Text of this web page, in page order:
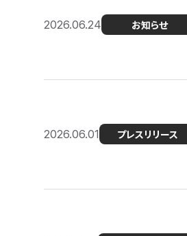
2026.06.24 お知らせ
2026.06.01 プレスリリース